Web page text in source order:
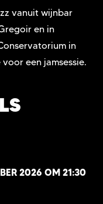
vanuit wijnbar
en in
in
een jamsessie.
2026 OM 21:30